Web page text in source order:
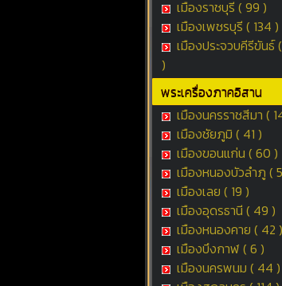
เมืองราชบุรี ( 99 )
เมืองเพชรบุรี ( 134 )
เมืองประจวบคีรีขันธ์
)
พระเครื่องภาคอิสาน
เมืองนครราชสีมา (
เมืองชัยภูมิ ( 41 )
เมืองขอนแก่น ( 60 )
เมืองหนองบัวลำภู (
เมืองเลย ( 19 )
เมืองอุดรธานี ( 49 )
เมืองหนองคาย ( 42 )
เมืองบึงกาฬ ( 6 )
เมืองนครพนม ( 44 )